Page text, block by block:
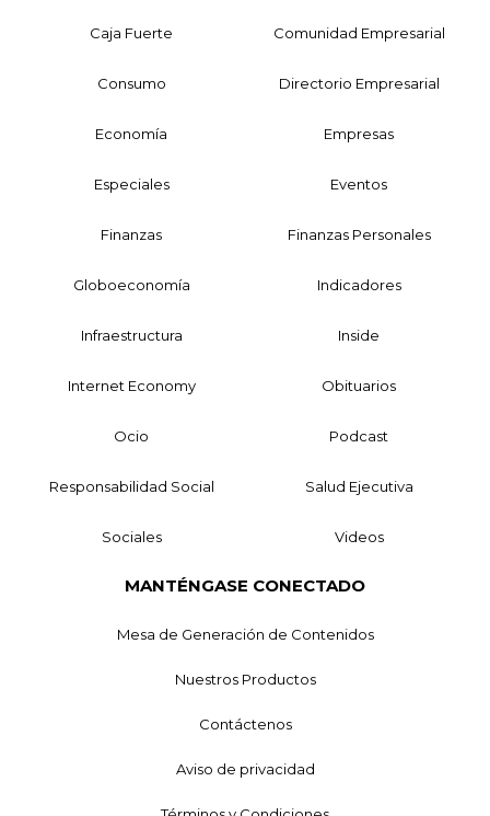
Caja Fuerte Comunidad Empresarial
Consumo Directorio Empresarial
Economía Empresas
Especiales Eventos
Finanzas Finanzas Personales
Globoeconomía Indicadores
Infraestructura Inside
Internet Economy Obituarios
Ocio Podcast
Responsabilidad Social Salud Ejecutiva
Sociales Videos
MANTÉNGASE CONECTADO
Mesa de Generación de Contenidos
Nuestros Productos
Contáctenos
Aviso de privacidad